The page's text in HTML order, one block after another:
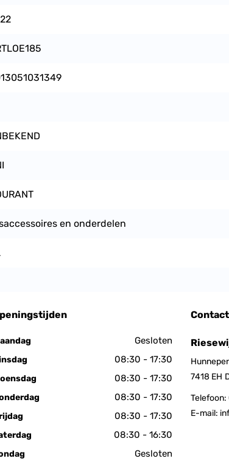
en onderdelen
Gesloten
08:30 - 17:30
08:30 - 17:30
08:30 - 17:30
08:30 - 17:30
08:30 - 16:30
Gesloten
Contact
7418 EH
Telefoon:
E-mail: